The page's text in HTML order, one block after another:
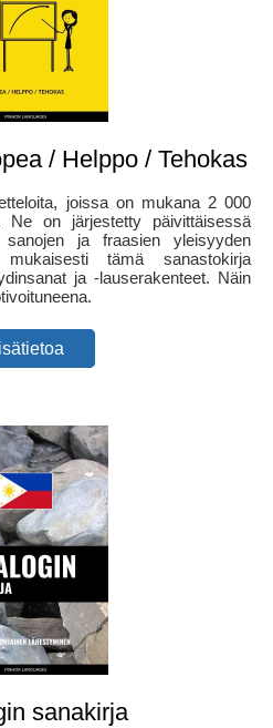
/ Helppo / Tehokas
joissa on mukana 2 000
on järjestetty päivittäisessä
sanojen ja fraasien yleisyyden
mukaisesti tämä sanastokirja
ja -lauserakenteet. Näin
sanakirja